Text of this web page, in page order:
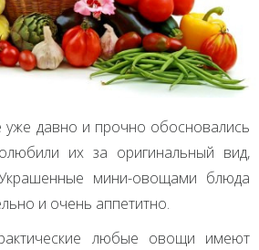
давно и прочно обосновались
их за оригинальный вид,
мини-овощами блюда
и очень аппетитно.
любые овощи имеют